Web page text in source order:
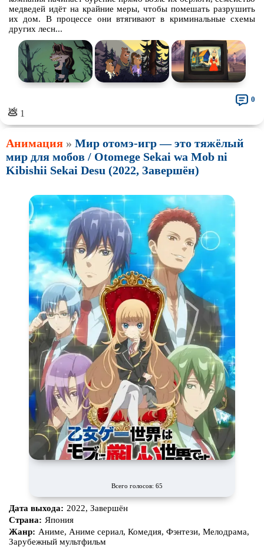
медведей идёт на крайние меры, чтобы помешать разрушить
их дом. В процессе они втягивают в криминальные схемы
других лесн...
💩 1
0
Анимация » Мир отомэ-игр — это тяжёлый
мир для мобов / Otomege Sekai wa Mob ni
Kibishii Sekai Desu (2022, Завершён)
Всего голосов: 65
Дата выхода: 2022, Завершён
Страна: Япония
Жанр: Аниме, Аниме сериал, Комедия, Фэнтези, Мелодрама,
Зарубежный мультфильм